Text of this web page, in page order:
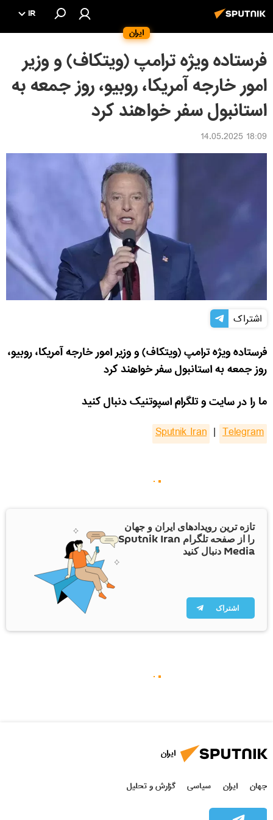
ایران
IR
فرستاده ویژه ترامپ (ویتکاف) و وزیر
امور خارجه آمریکا، روبیو، روز جمعه به
استانبول سفر خواهند کرد
18:09 14.05.2025
اشتراک
فرستاده ویژه ترامپ (ویتکاف) و وزیر امور خارجه آمریکا، روبیو،
روز جمعه به استانبول سفر خواهند کرد
ما را در سایت و تلگرام اسپوتنیک دنبال کنید
Sputnik Iran | Telegram
تازه ترین رویدادهای ایران و جهان
را از صفحه تلگرام Sputnik Iran
Media دنبال کنید
اشتراک
ایران
جهان ایران سیاسی گزارش و تحلیل